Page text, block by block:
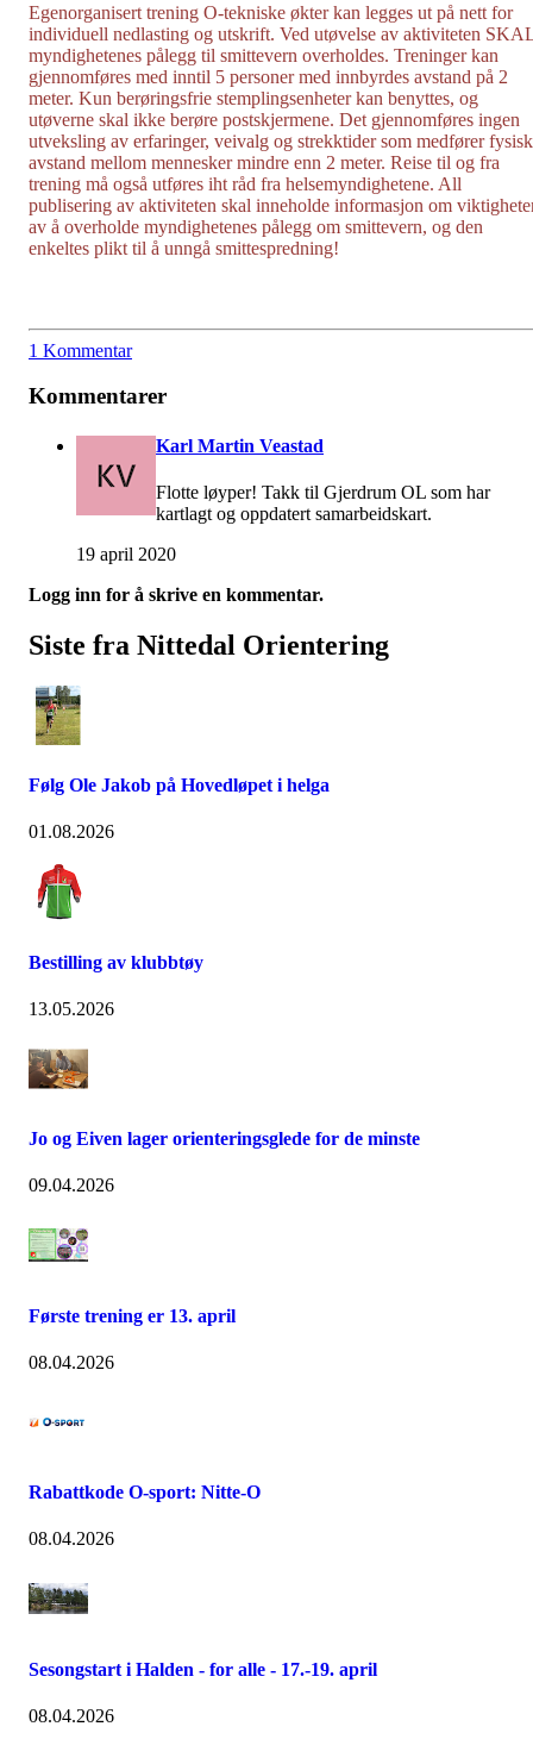
Egenorganisert trening O-tekniske økter kan legges ut på nett for
individuell nedlasting og utskrift. Ved utøvelse av aktiviteten
myndighetenes pålegg til smittevern overholdes. Treninger kan
gjennomføres med inntil 5 personer med innbyrdes avstand på 2
meter. Kun berøringsfrie stemplingsenheter kan benyttes, og
utøverne skal ikke berøre postskjermene. Det gjennomføres ingen
utveksling av erfaringer, veivalg og strekktider som medfører fysisk
avstand mellom mennesker mindre enn 2 meter. Reise til og fra
trening må også utføres iht råd fra helsemyndighetene. All
publisering av aktiviteten skal inneholde informasjon om
av å overholde myndighetenes pålegg om smittevern, og den
enkeltes plikt til å unngå smittespredning!
1 Kommentar
Kommentarer
Karl Martin Veastad
Flotte løyper! Takk til Gjerdrum OL som har
kartlagt og oppdatert samarbeidskart.
19 april 2020
Logg inn for å skrive en kommentar.
Siste fra Nittedal Orientering
Følg Ole Jakob på Hovedløpet i helga
01.08.2026
Bestilling av klubbtøy
13.05.2026
Jo og Eiven lager orienteringsglede for de minste
09.04.2026
Første trening er 13. april
08.04.2026
Rabattkode O-sport: Nitte-O
08.04.2026
Sesongstart i Halden - for alle - 17.-19. april
08.04.2026